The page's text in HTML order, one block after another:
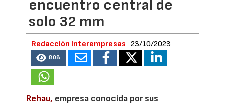
encuentro central de
solo 32 mm
Redacción Interempresas 23/10/2023
808
Rehau, empresa conocida por sus